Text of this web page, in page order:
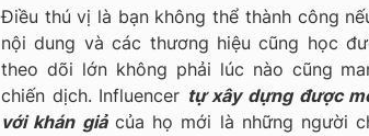
Điều thú vị là bạn không thể thành công
nội dung và các thương hiệu cũng học
theo dõi lớn không phải lúc nào cũng
chiến dịch. Influencer tự xây dựng được
với khán giảcủa họ mới là những người